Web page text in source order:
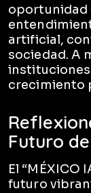
oportunidad
artificial,
sociedad. A
instituciones
crecimiento
Futuro
El “MÉXICO
futuro